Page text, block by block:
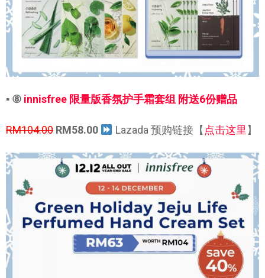
▪ ⑧ innisfree 限量版香氛护手霜套组 附送6份赠品
RM104.00 RM58.00 Lazada 预购链接【 点击这里 】